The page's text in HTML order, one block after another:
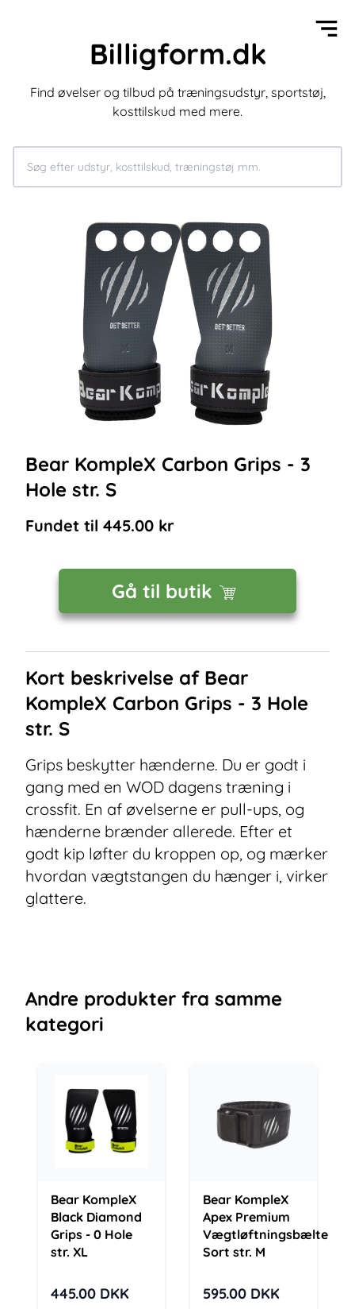
Billigform.dk
Find øvelser og tilbud på træningsudstyr, sportstøj,
kosttilskud med mere.
Bear KompleX Carbon Grips - 3
Hole str. S
Fundet til 445.00 kr
Gå til butik
Kort beskrivelse af Bear
KompleX Carbon Grips - 3 Hole
str. S
Grips beskytter hænderne. Du er godt i
gang med en WOD dagens træning i
crossfit. En af øvelserne er pull-ups, og
hænderne brænder allerede. Efter et
godt kip løfter du kroppen op, og mærker
hvordan vægtstangen du hænger i, virker
glattere.
Andre produkter fra samme
kategori
Bear KompleX
Black Diamond
Grips - 0 Hole
str. XL
445.00 DKK
Bear KompleX
Apex Premium
Vægtløftningsbælte
Sort str. M
595.00 DKK